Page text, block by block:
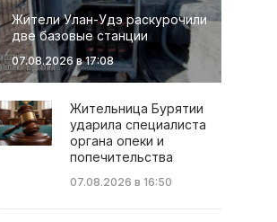
Жители Улан-Удэ раскурочили
две базовые станции
07.08.2026 в 17:08
Жительница Бурятии
ударила специалиста
органа опеки и
попечительства
07.08.2026 в 16:50